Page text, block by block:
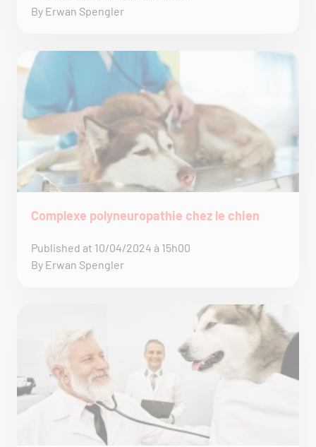
By Erwan Spengler
Complexe polyneuropathie chez le chien
Published at 10/04/2024 à 15h00
By Erwan Spengler